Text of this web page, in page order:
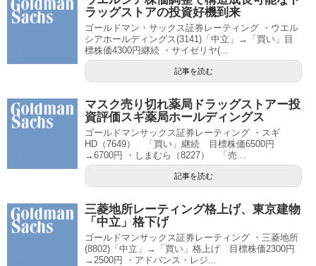
ラッグストアの投資好機到来
ゴールドマン・サックス証券レーティング ・ウエル
シアホールディングス(3141)「中立」→「買い」目
標株価4300円継続 ・サイゼリヤ(...
記事を読む
マスク売り切れ薬局ドラッグストアー投
資評価スギ薬局ホールディングス
ゴールドマンサックス証券レーティング ・スギ
HD（7649） 「買い」継続 目標株価6500円
→6700円 ・しまむら（8227） 「売...
記事を読む
三菱地所レーティング格上げ、東京建物
「中立」格下げ
ゴールドマンサックス証券レーティング ・三菱地所
(8802)「中立」→「買い」格上げ 目標株価2300円
→2500円 ・アドバンス・レジ...